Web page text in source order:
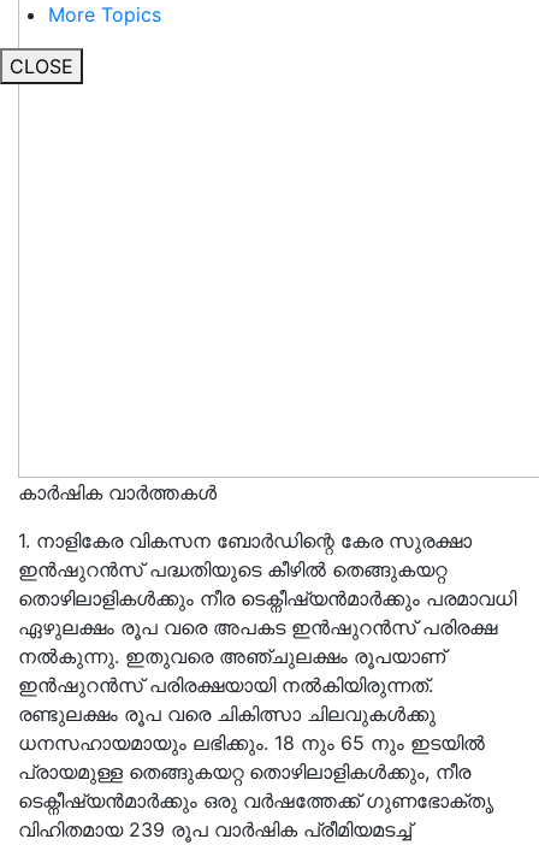
More Topics
CLOSE
കാർഷിക വാർത്തകൾ
1. നാളികേര വികസന ബോർഡിന്റെ കേര സുരക്ഷാ
ഇൻഷുറൻസ് പദ്ധതിയുടെ കീഴിൽ തെങ്ങുകയറ്റ
തൊഴിലാളികൾക്കും നീര ടെക്നീഷ്യൻമാർക്കും പരമാവധി
ഏഴുലക്ഷം രൂപ വരെ അപകട ഇൻഷുറൻസ് പരിരക്ഷ
നൽകുന്നു. ഇതുവരെ അഞ്ചുലക്ഷം രൂപയാണ്
ഇൻഷുറൻസ് പരിരക്ഷയായി നൽകിയിരുന്നത്.
രണ്ടുലക്ഷം രൂപ വരെ ചികിത്സാ ചിലവുകൾക്കു
ധനസഹായമായും ലഭിക്കും. 18 നും 65 നും ഇടയിൽ
പ്രായമുള്ള തെങ്ങുകയറ്റ തൊഴിലാളികൾക്കും, നീര
ടെക്നീഷ്യൻമാർക്കും ഒരു വർഷത്തേക്ക് ഗുണഭോക്തൃ
വിഹിതമായ 239 രൂപ വാർഷിക പ്രീമിയമടച്ച്